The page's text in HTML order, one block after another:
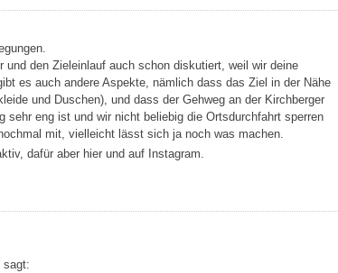
und den Zieleinlauf auch schon diskutiert, weil wir deine
es auch andere Aspekte, nämlich dass das Ziel in der Nähe
und Duschen), und dass der Gehweg an der Kirchberger
sehr eng ist und wir nicht beliebig die Ortsdurchfahrt sperren
mit, vielleicht lässt sich ja noch was machen.
dafür aber hier und auf Instagram.
sagt: